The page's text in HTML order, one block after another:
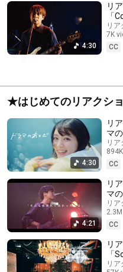
4:30
リ
「
リ
7K
CC
★はじめてのリアクシ
4:30
リ
マ
リ
CC
4:21
リ
マ
no
リ
CC
リ
「
リ